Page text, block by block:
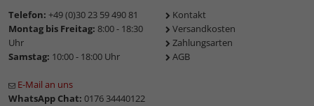
Telefon: +49 (0)30 23 59 490 81
Montag bis Freitag: 8:00 - 18:30
Uhr
Samstag: 10:00 - 18:00 Uhr
E-Mail an uns
WhatsApp Chat: 0176 34440122
Kontakt
Versandkosten
Zahlungsarten
AGB